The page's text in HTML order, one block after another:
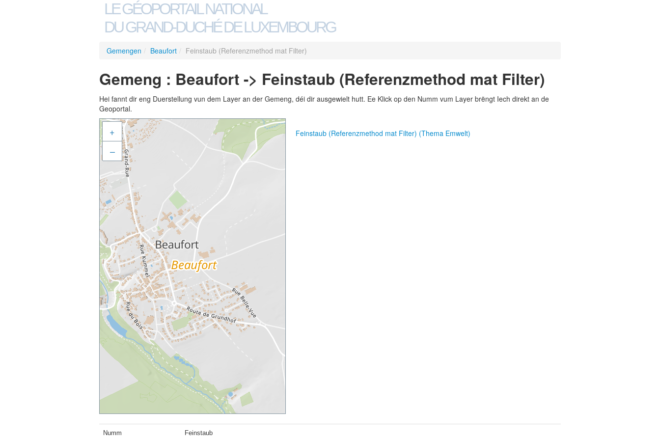
LE GÉOPORTAIL NATIONAL
DU GRAND-DUCHÉ DE LUXEMBOURG
Gemengen / Beaufort / Feinstaub (Referenzmethod mat Filter)
Gemeng : Beaufort -> Feinstaub (Referenzmethod mat Filter)
Hei fannt dir eng Duerstellung vun dem Layer an der Gemeng, déi dir ausgewielt hutt. Ee Klick op den Numm vum Layer brëngt Iech direkt an de
Geoportal.
+
–
Feinstaub (Referenzmethod mat Filter) (Thema Emwelt)
Numm Feinstaub